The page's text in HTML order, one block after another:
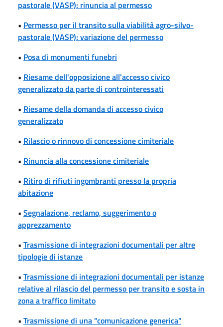
pastorale (VASP): rinuncia al permesso
• Permesso per il transito sulla viabilità agro-silvo-
pastorale (VASP): variazione del permesso
• Posa di monumenti funebri
• Riesame dell'opposizione all'accesso civico
generalizzato da parte di controinteressati
• Riesame della domanda di accesso civico
generalizzato
• Rilascio o rinnovo di concessione cimiteriale
• Rinuncia alla concessione cimiteriale
• Ritiro di rifiuti ingombranti presso la propria
abitazione
• Segnalazione, reclamo, suggerimento o
apprezzamento
• Trasmissione di integrazioni documentali per altre
tipologie di istanze
• Trasmissione di integrazioni documentali per istanze
relative al rilascio del permesso per transito e sosta in
zona a traffico limitato
• Trasmissione di una "comunicazione generica"